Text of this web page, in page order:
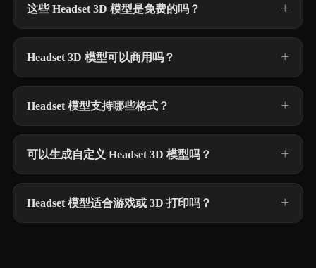
这些 Headset 3D 模型是免费的吗？
Headset 3D 模型可以商用吗？
Headset 模型支持哪些格式？
可以生成自定义 Headset 3D 模型吗？
Headset 模型适合游戏或 3D 打印吗？